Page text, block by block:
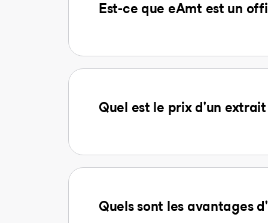
Est-ce que eAmt est un
Quel est le prix d'un
Quels sont les avantages